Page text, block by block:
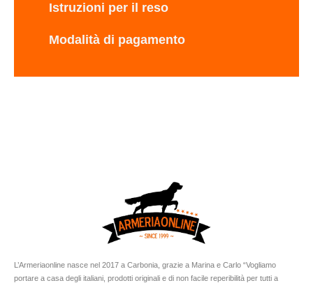
Istruzioni per il reso
Modalità di pagamento
L’Armeriaonline nasce nel 2017 a Carbonia, grazie a Marina e Carlo “Vogliamo
portare a casa degli italiani, prodotti originali e di non facile reperibilità per tutti a